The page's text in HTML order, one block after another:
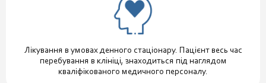
Лікування в умовах денного стаціонару. Пацієнт весь час
перебування в клініці, знаходиться під наглядом
кваліфікованого медичного персоналу.